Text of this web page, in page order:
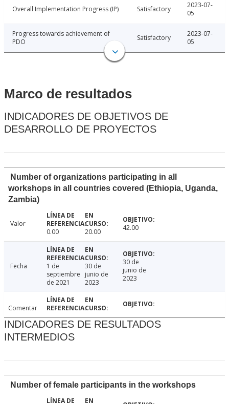
Overall Implementation Progress (IP) Satisfactory
2023-07-
05
Progress towards achievement of
PDO
Satisfactory
2023-07-
05
Marco de resultados
INDICADORES DE OBJETIVOS DE
DESARROLLO DE PROYECTOS
Number of organizations participating in all
workshops in all countries covered (Ethiopia, Uganda,
Zambia)
Valor
0.00
20.00 42.00
Fecha
1 de
septiembre
de 2021
30 de
junio de
2023
30 de
junio de
2023
Comentar
INDICADORES DE RESULTADOS
INTERMEDIOS
Number of female participants in the workshops